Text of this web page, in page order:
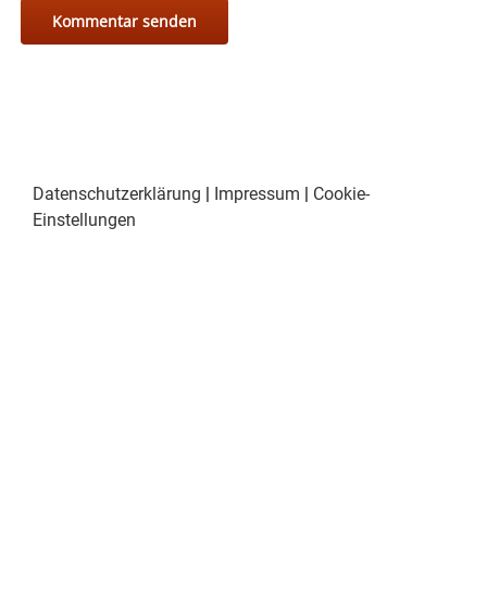
Datenschutzerklärung | Impressum | Cookie-
Einstellungen